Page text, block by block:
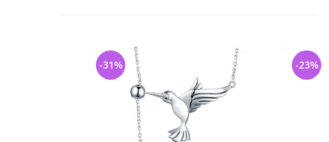
-31% -23%